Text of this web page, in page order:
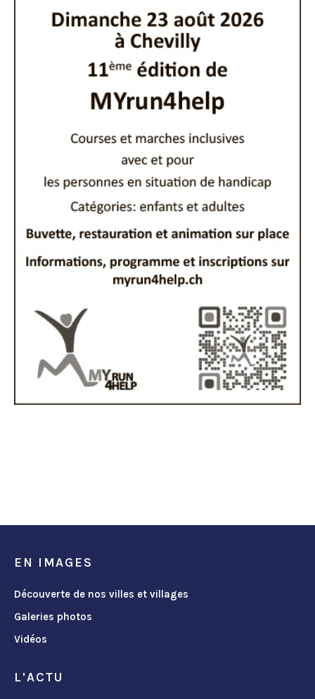
EN IMAGES
Découverte de nos villes et villages
Galeries photos
Vidéos
L'ACTU